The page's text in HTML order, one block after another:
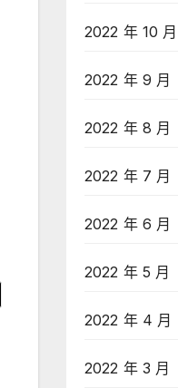
2022 年 10 月
2022 年 9 月
2022 年 8 月
2022 年 7 月
2022 年 6 月
2022 年 5 月
2022 年 4 月
2022 年 3 月